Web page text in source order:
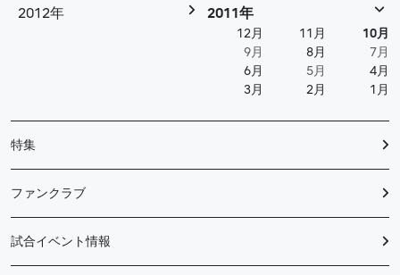
2012年
2011年
12月 11月
10月
9月
8月
7月
6月
5月
4月
3月
2月 1月
特集
ファンクラブ
試合イベント情報